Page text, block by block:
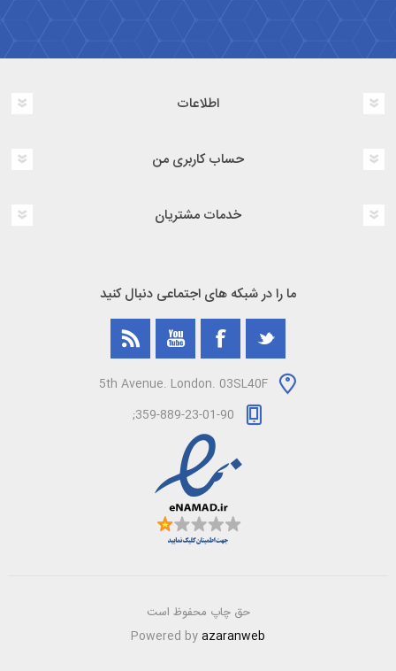
اطلاعات
حساب کاربری من
خدمات مشتریان
ما را در شبکه های اجتماعی دنبال کنید
5th Avenue. London. 03SL40F
359-889-23-01-90;
حق چاپ محفوظ است
Powered byazaranweb